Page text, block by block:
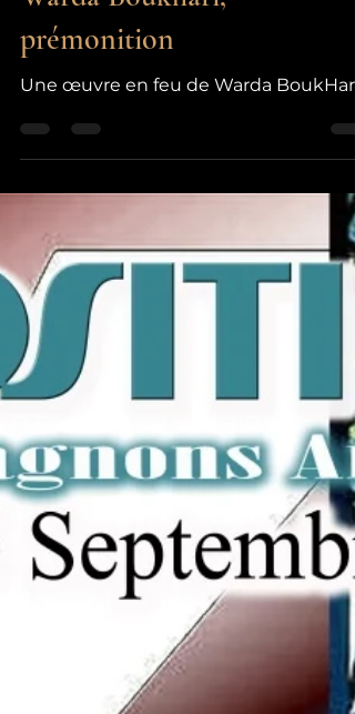
Warda Boukhari,
prémonition
Une œuvre en feu de Warda BoukHari